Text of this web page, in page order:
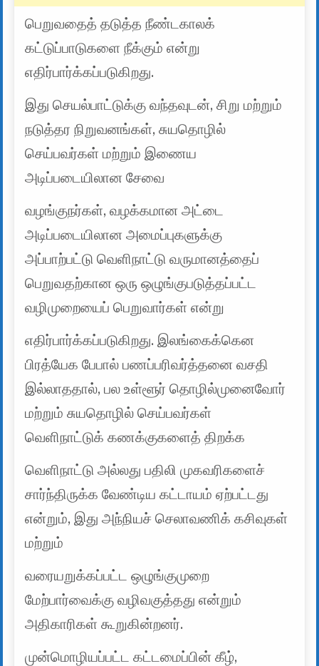
பெறுவதைத் தடுத்த நீண்டகாலக்
கட்டுப்பாடுகளை நீக்கும் என்று
எதிர்பார்க்கப்படுகிறது.
இது செயல்பாட்டுக்கு வந்தவுடன், சிறு மற்றும்
நடுத்தர நிறுவனங்கள், சுயதொழில்
செய்பவர்கள் மற்றும் இணைய
அடிப்படையிலான சேவை
வழங்குநர்கள், வழக்கமான அட்டை
அடிப்படையிலான அமைப்புகளுக்கு
அப்பாற்பட்டு வெளிநாட்டு வருமானத்தைப்
பெறுவதற்கான ஒரு ஒழுங்குபடுத்தப்பட்ட
வழிமுறையைப் பெறுவார்கள் என்று
எதிர்பார்க்கப்படுகிறது. இலங்கைக்கென
பிரத்யேக பேபால் பணப்பரிவர்த்தனை வசதி
இல்லாததால், பல உள்ளூர் தொழில்முனைவோர்
மற்றும் சுயதொழில் செய்பவர்கள்
வெளிநாட்டுக் கணக்குகளைத் திறக்க
வெளிநாட்டு அல்லது பதிலி முகவரிகளைச்
சார்ந்திருக்க வேண்டிய கட்டாயம் ஏற்பட்டது
என்றும், இது அந்நியச் செலாவணிக் கசிவுகள்
மற்றும்
வரையறுக்கப்பட்ட ஒழுங்குமுறை
மேற்பார்வைக்கு வழிவகுத்தது என்றும்
அதிகாரிகள் கூறுகின்றனர்.
முன்மொழியப்பட்ட கட்டமைப்பின் கீழ்,